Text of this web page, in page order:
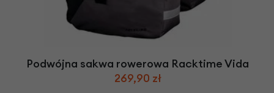
Podwójna sakwa rowerowa Racktime Vida
269,90 zł